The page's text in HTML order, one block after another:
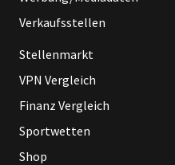
Verkaufsstellen
Stellenmarkt
VPN Vergleich
Finanz Vergleich
Sportwetten
Shop